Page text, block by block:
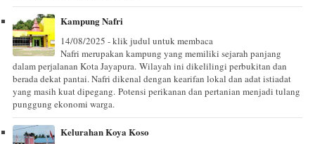
Kampung Nafri
14/08/2025 - klik judul untuk membaca
Nafri merupakan kampung yang memiliki sejarah panjang
dalam perjalanan Kota Jayapura. Wilayah ini dikelilingi perbukitan dan
berada dekat pantai. Nafri dikenal dengan kearifan lokal dan adat istiadat
yang masih kuat dipegang. Potensi perikanan dan pertanian menjadi tulang
punggung ekonomi warga.
Kelurahan Koya Koso